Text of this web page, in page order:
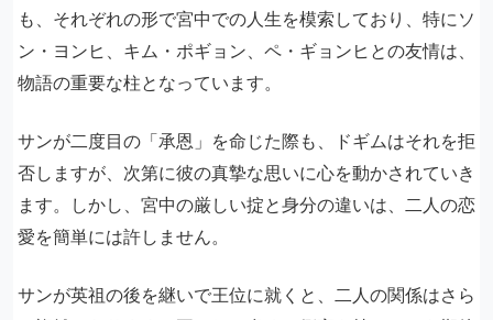
も、それぞれの形で宮中での人生を模索しており、特にソ
ン・ヨンヒ、キム・ポギョン、ペ・ギョンヒとの友情は、
物語の重要な柱となっています。
サンが二度目の「承恩」を命じた際も、ドギムはそれを拒
否しますが、次第に彼の真摯な思いに心を動かされていき
ます。しかし、宮中の厳しい掟と身分の違いは、二人の恋
愛を簡単には許しません。
サンが英祖の後を継いで王位に就くと、二人の関係はさら